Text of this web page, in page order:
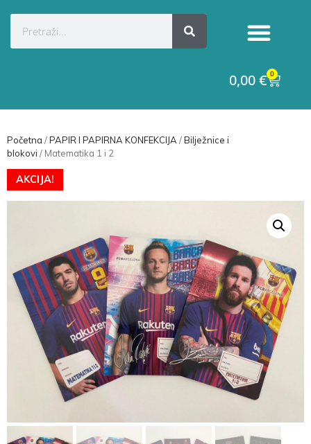
0,00€ 0
Početna /PAPIR I PAPIRNA KONFEKCIJA /Bilježnice i
blokovi / Matematika 1 i 2
AKCIJA!